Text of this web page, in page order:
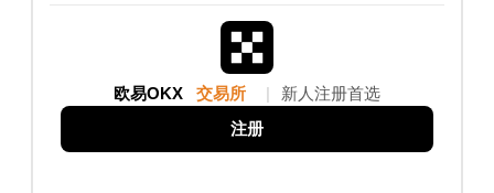
欧易OKX 交易所 新人注册首选
注册